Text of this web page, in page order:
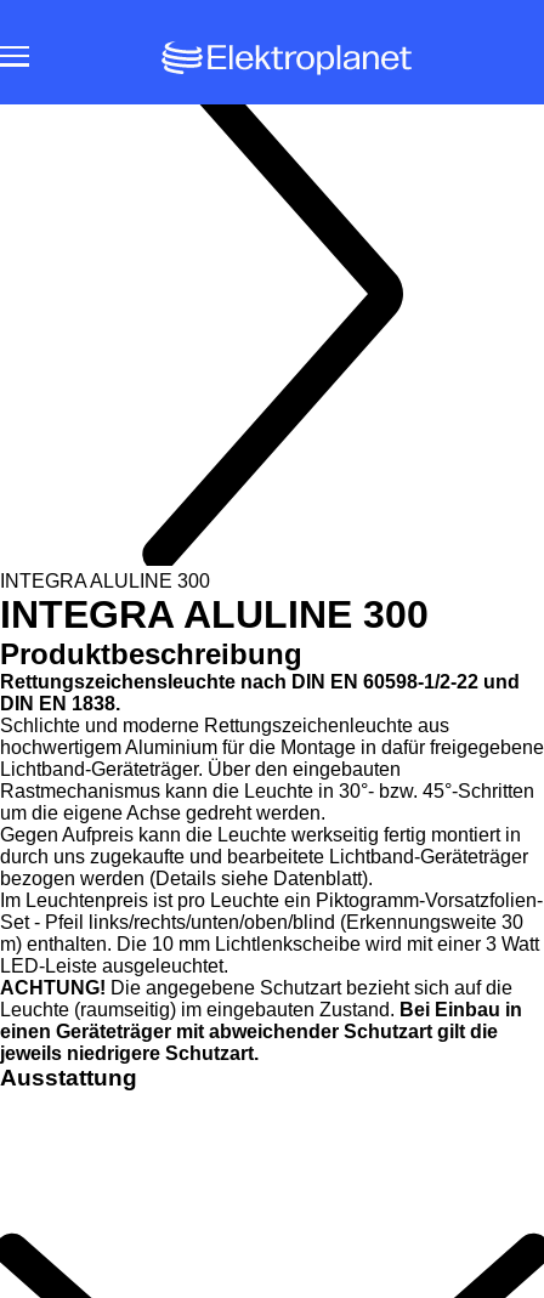
INTEGRA ALULINE 300
INTEGRA ALULINE 300
Produktbeschreibung
Rettungszeichensleuchte nach DIN EN 60598-1/2-22 und
DIN EN 1838.
Schlichte und moderne Rettungszeichenleuchte aus
hochwertigem Aluminium für die Montage in dafür freigegebene
Lichtband-Geräteträger. Über den eingebauten
Rastmechanismus kann die Leuchte in 30°- bzw. 45°-Schritten
um die eigene Achse gedreht werden.
Gegen Aufpreis kann die Leuchte werkseitig fertig montiert in
durch uns zugekaufte und bearbeitete Lichtband-Geräteträger
bezogen werden (Details siehe Datenblatt).
Im Leuchtenpreis ist pro Leuchte ein Piktogramm-Vorsatzfolien-
Set - Pfeil links/rechts/unten/oben/blind (Erkennungsweite 30
m) enthalten. Die 10 mm Lichtlenkscheibe wird mit einer 3 Watt
LED-Leiste ausgeleuchtet.
ACHTUNG! Die angegebene Schutzart bezieht sich auf die
Leuchte (raumseitig) im eingebauten Zustand. Bei Einbau in
einen Geräteträger mit abweichender Schutzart gilt die
jeweils niedrigere Schutzart.
Ausstattung